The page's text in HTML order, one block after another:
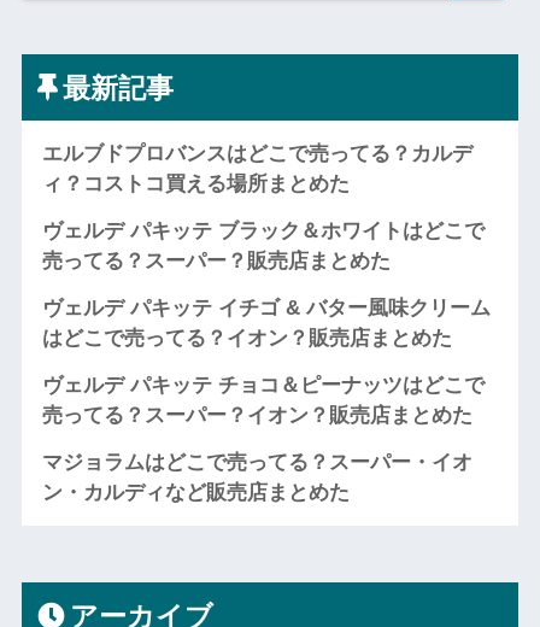
最新記事
エルブドプロバンスはどこで売ってる？カルデ
ィ？コストコ買える場所まとめた
ヴェルデ パキッテ ブラック＆ホワイトはどこで
売ってる？スーパー？販売店まとめた
ヴェルデ パキッテ イチゴ & バター風味クリーム
はどこで売ってる？イオン？販売店まとめた
ヴェルデ パキッテ チョコ＆ピーナッツはどこで
売ってる？スーパー？イオン？販売店まとめた
マジョラムはどこで売ってる？スーパー・イオ
ン・カルディなど販売店まとめた
アーカイブ